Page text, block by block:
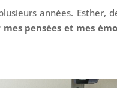
années. Esther,
pensées et mes